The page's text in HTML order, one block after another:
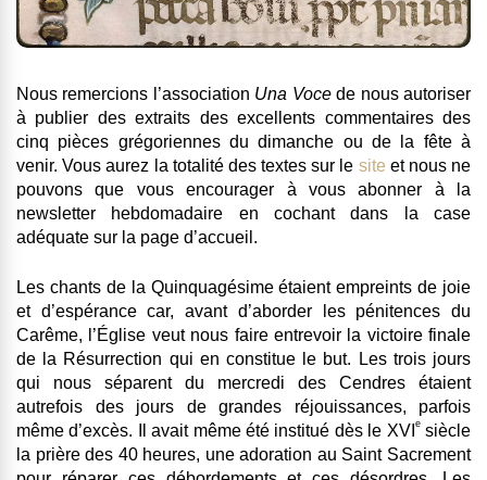
Nous remercions l’association Una Vocede nous autoriser
à publier des extraits des excellents commentaires des
cinq pièces grégoriennes du dimanche ou de la fête à
venir. Vous aurez la totalité des textes sur le site et nous ne
pouvons que vous encourager à vous abonner à la
newsletter hebdomadaire en cochant dans la case
adéquate sur la page d’accueil.
Les chants de la Quinquagésime étaient empreints de joie
et d’espérance car, avant d’aborder les pénitences du
Carême, l’Église veut nous faire entrevoir la victoire finale
de la Résurrection qui en constitue le but. Les trois jours
qui nous séparent du mercredi des Cendres étaient
autrefois des jours de grandes réjouissances, parfois
même d’excès. Il avait même été institué dès le XVI esiècle
la prière des 40 heures, une adoration au Saint Sacrement